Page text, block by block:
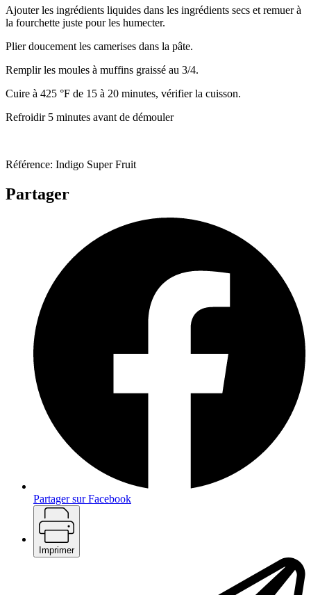
Ajouter les ingrédients liquides dans les ingrédients secs et remuer à
la fourchette juste pour les humecter.
Plier doucement les camerises dans la pâte.
Remplir les moules à muffins graissé au 3/4.
Cuire à 425 °F de 15 à 20 minutes, vérifier la cuisson.
Refroidir 5 minutes avant de démouler
Référence: Indigo Super Fruit
Partager
Partager sur Facebook
Imprimer